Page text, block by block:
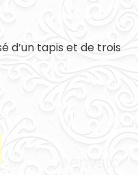
d’un tapis et de trois